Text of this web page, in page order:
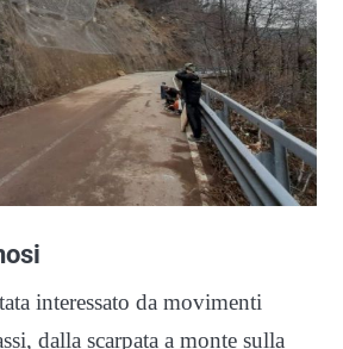
interessato da movimenti
dalla scarpata a monte sulla